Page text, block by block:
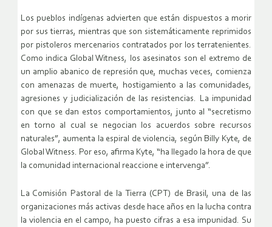
Los pueblos indígenas advierten que están dispuestos a morir
por sus tierras, mientras que son sistemáticamente reprimidos
por pistoleros mercenarios contratados por los terratenientes.
Como indica Global Witness, los asesinatos son el extremo de
un amplio abanico de represión que, muchas veces, comienza
con amenazas de muerte, hostigamiento a las comunidades,
agresiones y judicialización de las resistencias. La impunidad
con que se dan estos comportamientos, junto al “secretismo
en torno al cual se negocian los acuerdos sobre recursos
naturales”, aumenta la espiral de violencia, según Billy Kyte, de
Global Witness. Por eso, afirma Kyte, “ha llegado la hora de que
la comunidad internacional reaccione e intervenga”.
La Comisión Pastoral de la Tierra (CPT) de Brasil, una de las
organizaciones más activas desde hace años en la lucha contra
la violencia en el campo, ha puesto cifras a esa impunidad. Su